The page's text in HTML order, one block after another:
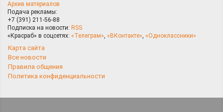
Архив материалов
Подача рекламы:
+7 (391) 211-56-88
Подписка на новости: RSS
«Красраб» в соцсетях: «Телеграм», «ВКонтакте», «Одноклассники»
Карта сайта
Все новости
Правила общения
Политика конфиденциальности